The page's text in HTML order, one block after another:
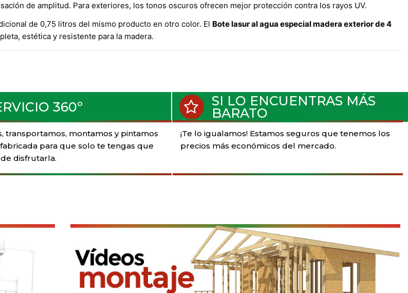
de amplitud. Para exteriores, los tonos oscuros ofrecen mejor protección contra los rayos UV.
de 0,75 litros del mismo producto en otro color. El Bote lasur al agua especial madera exterior de 4
estética y resistente para la madera.
360º
SI LO ENCUENTRAS MÁS
BARATO
transportamos, montamos y pintamos
para que solo te tengas que
disfrutarla.
¡Te lo igualamos! Estamos seguros que tenemos los
precios más económicos del mercado.